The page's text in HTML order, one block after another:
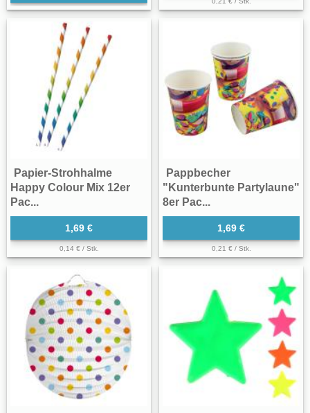
Papier-Strohhalme
Happy Colour Mix 12er
Pac...
1,69 €
0,14 € / Stk.
Pappbecher
"Kunterbunte Partylaune"
8er Pac...
1,69 €
0,21 € / Stk.